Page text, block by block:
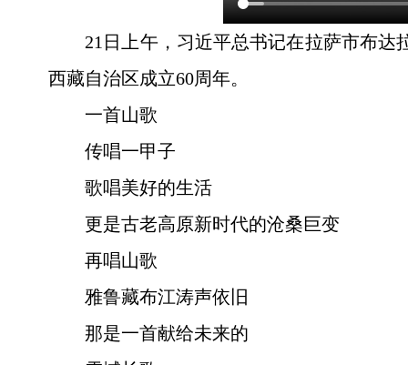
21日上午，习近平总书记在拉萨市布
西藏自治区成立60周年。
一首山歌
传唱一甲子
歌唱美好的生活
更是古老高原新时代的沧桑巨变
再唱山歌
雅鲁藏布江涛声依旧
那是一首献给未来的